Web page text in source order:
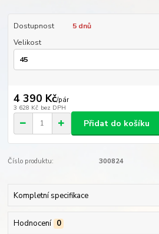
Dostupnost
5 dnů
Velikost
4 390 Kč/pár
3 628 Kč bez DPH
Přidat do košíku
Číslo produktu: 300824
Kompletní specifikace
Hodnocení 0